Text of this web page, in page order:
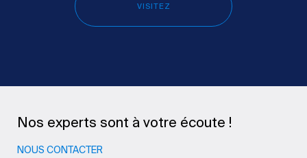
VISITEZ
Nos experts sont à votre écoute !
NOUS CONTACTER